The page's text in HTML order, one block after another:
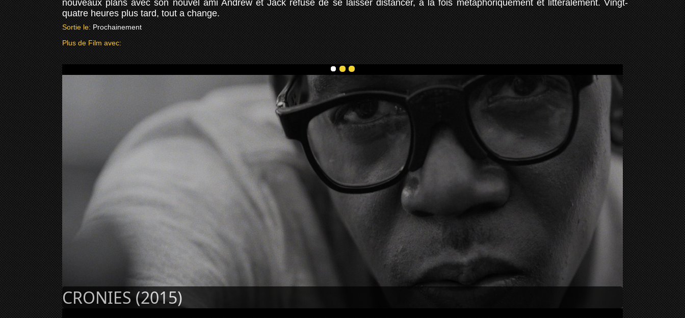
nouveaux plans avec son nouvel ami Andrew et Jack refuse de se laisser distancer, a la fois métaphoriquement et littéralement. Vingt-
quatre heures plus tard, tout a change.
Sortie le: Prochainement
Plus de Film avec:
CRONIES (2015)